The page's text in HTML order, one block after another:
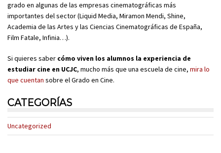
grado en algunas de las empresas cinematográficas más
importantes del sector (Liquid Media, Miramon Mendi, Shine,
Academia de las Artes y las Ciencias Cinematográficas de España,
Film Fatale, Infinia…).
Si quieres saber cómo viven los alumnos la experiencia de
estudiar cine en UCJC, mucho más que una escuela de cine, mira lo
que cuentan sobre el Grado en Cine.
CATEGORÍAS
Uncategorized